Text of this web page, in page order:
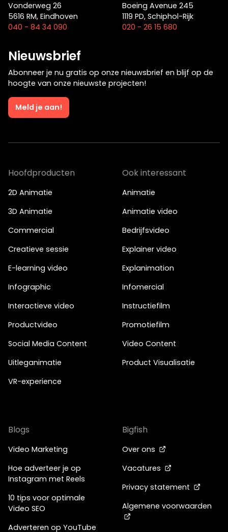
Vonderweg 26
5616 RM, Eindhoven
040 - 84 34 090
Boeing Avenue 245
1119 PD, Schiphol-Rijk
020 - 26 15 680
Nieuwsbrief
Abonneer je nu gratis op onze nieuwsbrief en blijf op de
hoogte van onze nieuwste projecten!
Meld je aan!
Hoofdproducten
2D Animatie
3D Animatie
Commercial
Creatieve sessie
E-learning video
Infographic
Interactieve video
Productvideo
Social Media Content
Uitleganimatie
VR-experience
Ook interessant
Animatie
Animatie video
Bedrijfsvideo
Explainer video
Explanimation
Infomercial
Instructiefilm
Promotiefilm
Video Content
Product Visualisatie
Blogs
Video Marketing
Hoe adverteer je op
Instagram met Reels
10 tips voor optimale
Video SEO
Adverteren op YouTube
Bigfish
Over ons
Vacatures
Privacy statement
Algemene voorwaarden